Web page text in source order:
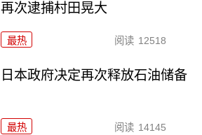
再次逮捕村田晃大
最热 阅读 12518
日本政府决定再次释放石油储备
最热 阅读 14145